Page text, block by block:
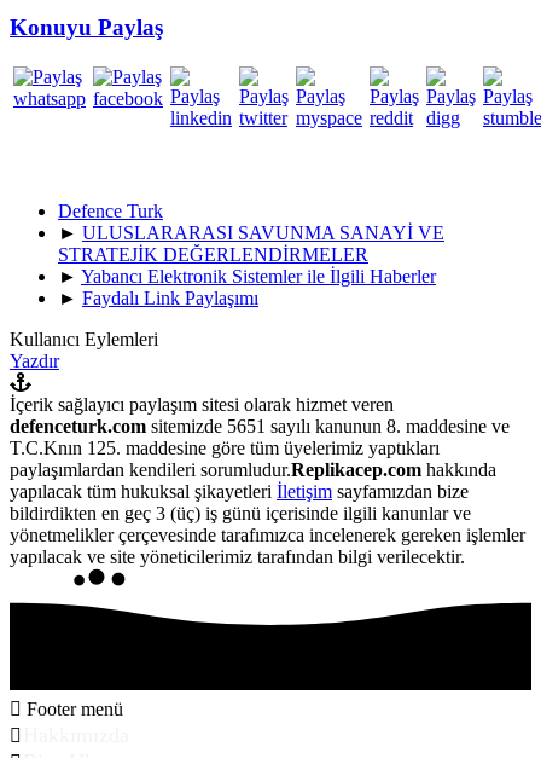
Konuyu Paylaş
Defence Turk
► ULUSLARARASI SAVUNMA SANAYİ VE
STRATEJİK DEĞERLENDİRMELER
► Yabancı Elektronik Sistemler ile İlgili Haberler
► Faydalı Link Paylaşımı
Kullanıcı Eylemleri
Yazdır
İçerik sağlayıcı paylaşım sitesi olarak hizmet veren
defenceturk.com sitemizde 5651 sayılı kanunun 8. maddesine ve
T.C.Knın 125. maddesine göre tüm üyelerimiz yaptıkları
paylaşımlardan kendileri sorumludur.Replikacep.com hakkında
yapılacak tüm hukuksal şikayetleri İletişim sayfamızdan bize
bildirdikten en geç 3 (üç) iş günü içerisinde ilgili kanunlar ve
yönetmelikler çerçevesinde tarafımızca incelenerek gereken işlemler
yapılacak ve site yöneticilerimiz tarafından bilgi verilecektir.
Footer menü